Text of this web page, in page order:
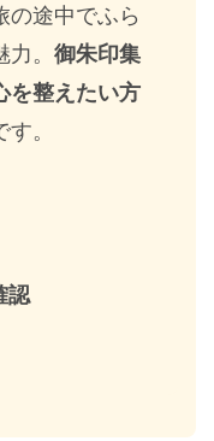
の途中でふら
。 御朱印集
を整えたい方
。
認